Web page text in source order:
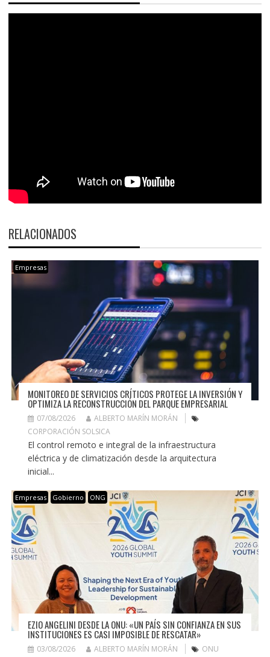
RELACIONADOS
Empresas
MONITOREO DE SERVICIOS CRÍTICOS PROTEGE LA INVERSIÓN Y
OPTIMIZA LA RECONSTRUCCIÓN DEL PARQUE EMPRESARIAL
07/08/2026
ALBERTO MARÍN MORÁN
CORPORACIÓN SOLSICA
El control remoto e integral de la infraestructura
eléctrica y de climatización desde la arquitectura
inicial...
Empresas Gobierno ONG
EZIO ANGELINI DESDE LA ONU: «UN PAÍS SIN CONFIANZA EN SUS
INSTITUCIONES ES CASI IMPOSIBLE DE RESCATAR»
03/08/2026 ALBERTO MARÍN MORÁN ONU